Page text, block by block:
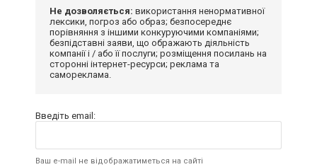
Не дозволяється: використання ненормативної
лексики, погроз або образ; безпосереднє
порівняння з іншими конкуруючими компаніями;
безпідставні заяви, що ображають діяльність
компанії і / або її послуги; розміщення посилань на
сторонні інтернет-ресурси; реклама та
самореклама.
Введіть email:
Ваш e-mail не відображатиметься на сайті